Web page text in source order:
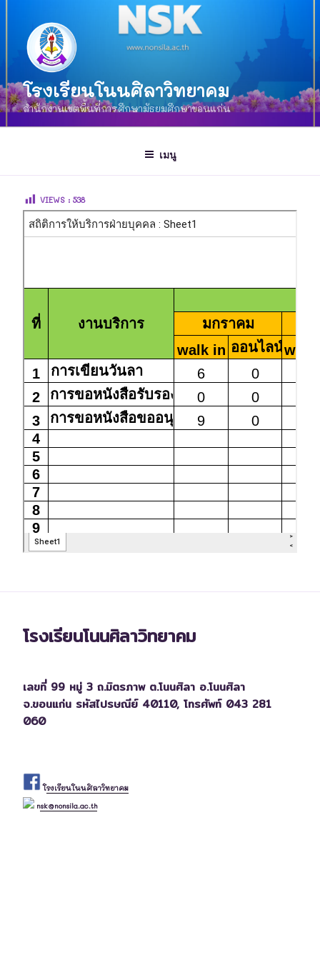
โรงเรียนโนนศิลาวิทยาคม
สำนักงานเขตพื้นที่การศึกษามัธยมศึกษาขอนแก่น
เมนู
VIEWS : 538
โรงเรียนโนนศิลาวิทยาคม
เลขที่ 99 หมู่ 3 ถ.มิตรภาพ ต.โนนศิลา อ.โนนศิลา
จ.ขอนแก่น รหัสไปรษณีย์ 40110, โทรศัพท์ 043 281
060
โรงเรียนโนนศิลาวิทยาคม
nsk@nonsila.ac.th